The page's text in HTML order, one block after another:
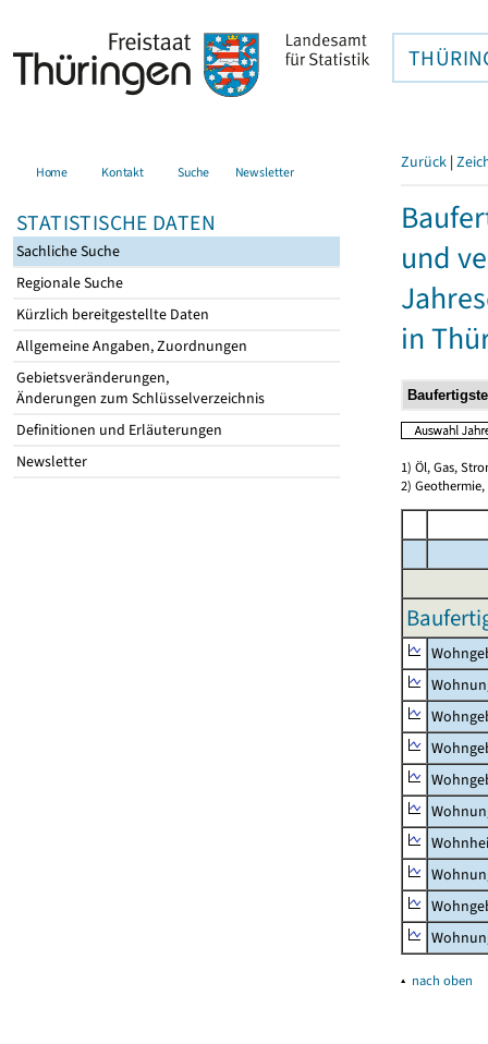
Home Kontakt Suche Newsletter
STATISTISCHE DATEN
Sachliche Suche
Regionale Suche
Kürzlich bereitgestellte Daten
Allgemeine Angaben, Zuordnungen
Gebietsveränderungen,
Änderungen zum Schlüsselverzeichnis
Definitionen und Erläuterungen
Newsletter
Zurück |
und
in
1) Öl, Gas,
2)
▴ nach oben